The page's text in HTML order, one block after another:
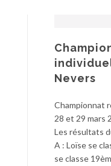
Nevers
Championnat
28 et 29 mars
Les résultats
A : Loïse se
se classe